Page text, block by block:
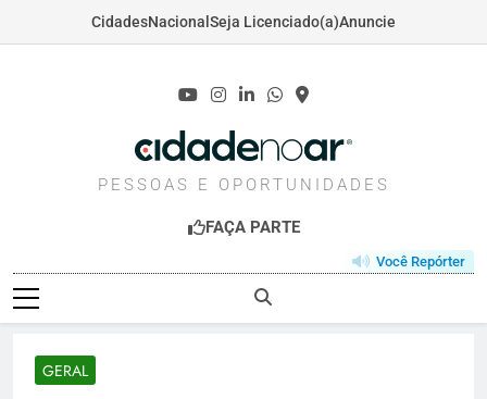
CidadesNacional Seja Licenciado(a)Anuncie
CIDADENOAR.COM
PESSOAS E OPORTUNIDADES
FAÇA PARTE
Você Repórter
GERAL